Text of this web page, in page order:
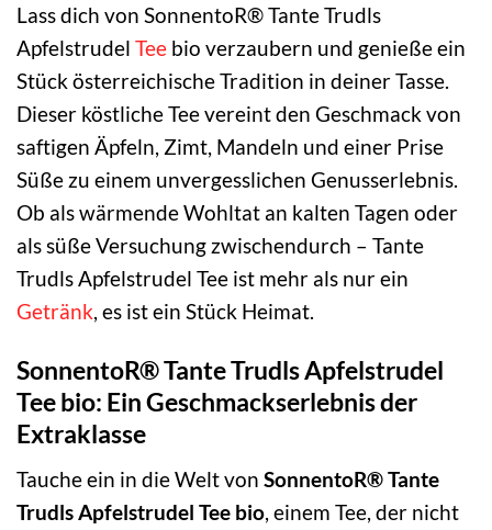
Lass dich von SonnentoR® Tante Trudls
Apfelstrudel Tee bio verzaubern und genieße ein
Stück österreichische Tradition in deiner Tasse.
Dieser köstliche Tee vereint den Geschmack von
saftigen Äpfeln, Zimt, Mandeln und einer Prise
Süße zu einem unvergesslichen Genusserlebnis.
Ob als wärmende Wohltat an kalten Tagen oder
als süße Versuchung zwischendurch – Tante
Trudls Apfelstrudel Tee ist mehr als nur ein
Getränk , es ist ein Stück Heimat.
SonnentoR® Tante Trudls Apfelstrudel
Tee bio: Ein Geschmackserlebnis der
Extraklasse
Tauche ein in die Welt von SonnentoR® Tante
Trudls Apfelstrudel Tee bio, einem Tee, der nicht